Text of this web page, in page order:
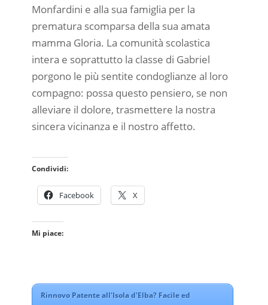
Monfardini e alla sua famiglia per la
prematura scomparsa della sua amata
mamma Gloria. La comunità scolastica
intera e soprattutto la classe di Gabriel
porgono le più sentite condoglianze al loro
compagno: possa questo pensiero, se non
alleviare il dolore, trasmettere la nostra
sincera vicinanza e il nostro affetto.
Condividi:
Facebook X
Mi piace:
Rinnovo Patente all'Isola d'Elba? Facile ed